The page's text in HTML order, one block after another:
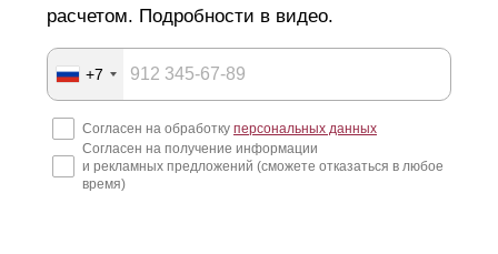
расчетом. Подробности в видео.
+7
Согласен на обработку персональных данных
Согласен на получение информации
и рекламных предложений (сможете отказаться в любое
время)